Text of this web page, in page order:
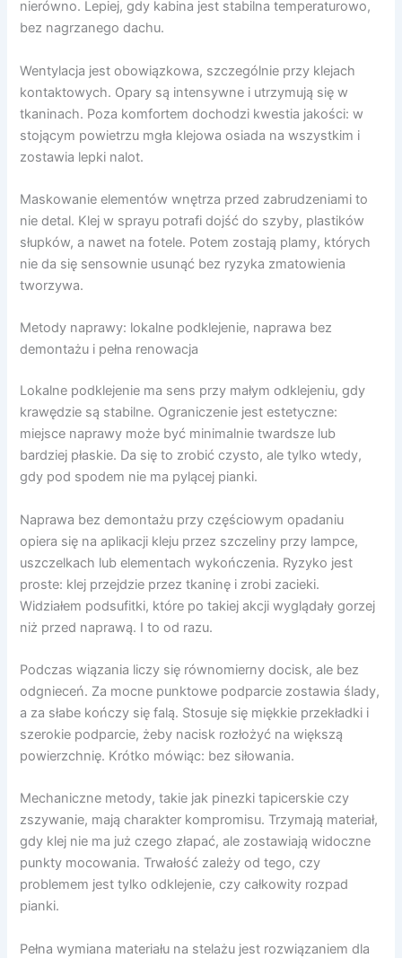
nierówno. Lepiej, gdy kabina jest stabilna temperaturowo,
bez nagrzanego dachu.
Wentylacja jest obowiązkowa, szczególnie przy klejach
kontaktowych. Opary są intensywne i utrzymują się w
tkaninach. Poza komfortem dochodzi kwestia jakości: w
stojącym powietrzu mgła klejowa osiada na wszystkim i
zostawia lepki nalot.
Maskowanie elementów wnętrza przed zabrudzeniami to
nie detal. Klej w sprayu potrafi dojść do szyby, plastików
słupków, a nawet na fotele. Potem zostają plamy, których
nie da się sensownie usunąć bez ryzyka zmatowienia
tworzywa.
Metody naprawy: lokalne podklejenie, naprawa bez
demontażu i pełna renowacja
Lokalne podklejenie ma sens przy małym odklejeniu, gdy
krawędzie są stabilne. Ograniczenie jest estetyczne:
miejsce naprawy może być minimalnie twardsze lub
bardziej płaskie. Da się to zrobić czysto, ale tylko wtedy,
gdy pod spodem nie ma pylącej pianki.
Naprawa bez demontażu przy częściowym opadaniu
opiera się na aplikacji kleju przez szczeliny przy lampce,
uszczelkach lub elementach wykończenia. Ryzyko jest
proste: klej przejdzie przez tkaninę i zrobi zacieki.
Widziałem podsufitki, które po takiej akcji wyglądały gorzej
niż przed naprawą. I to od razu.
Podczas wiązania liczy się równomierny docisk, ale bez
odgnieceń. Za mocne punktowe podparcie zostawia ślady,
a za słabe kończy się falą. Stosuje się miękkie przekładki i
szerokie podparcie, żeby nacisk rozłożyć na większą
powierzchnię. Krótko mówiąc: bez siłowania.
Mechaniczne metody, takie jak pinezki tapicerskie czy
zszywanie, mają charakter kompromisu. Trzymają materiał,
gdy klej nie ma już czego złapać, ale zostawiają widoczne
punkty mocowania. Trwałość zależy od tego, czy
problemem jest tylko odklejenie, czy całkowity rozpad
pianki.
Pełna wymiana materiału na stelażu jest rozwiązaniem dla